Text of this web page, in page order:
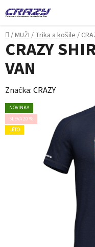
na
obsah
Domů
/MUŽI/Trika a košile/
CRAZY
VAN
Značka:CRAZY
NOVINKA
SLEVA 20 %
LÉTO